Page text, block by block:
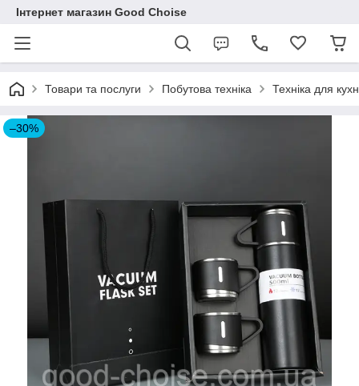
Інтернет магазин Good Choise
Товари та послуги Побутова техніка Техніка для
–30%